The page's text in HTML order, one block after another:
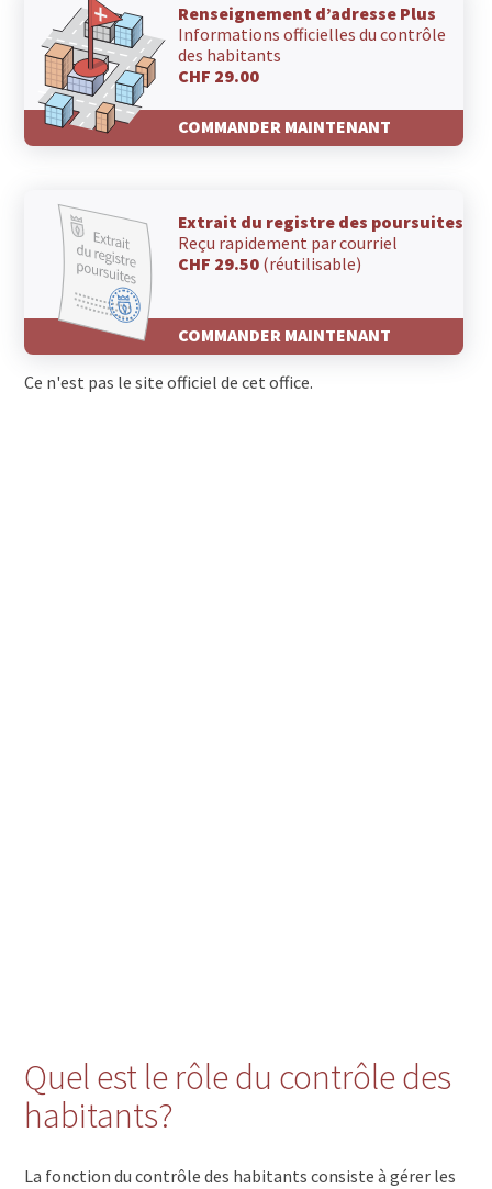
Renseignement d’adresse Plus
Informations officielles du contrôle
des habitants
CHF 29.00
COMMANDER MAINTENANT
Extrait du registre des poursuites
Reçu rapidement par courriel
CHF 29.50 (réutilisable)
COMMANDER MAINTENANT
Ce n'est pas le site officiel de cet office.
Quel est le rôle du contrôle des
habitants?
La fonction du contrôle des habitants consiste à gérer les